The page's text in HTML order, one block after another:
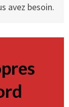
avez besoin.